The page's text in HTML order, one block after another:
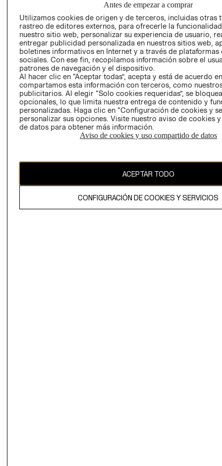
RELACIÓN CON
INVERSIONISTAS
POLÍTICA
EMPRESARIAL
- RETIRO EN
TIENDA
TÉRMINOS Y
CONDICIONES
AVISO DE
PRIVACIDAD
GIFT CARD
AVISO DE
COOKIES
Chile ($)
Antes de empezar a comprar
Utilizamos cookies de origen y de terceros, incluidas otras
rastreo de editores externos, para ofrecerle la
nuestro sitio web, personalizar su experiencia de usuario,
entregar publicidad personalizada en nuestros sitios web,
boletines informativos en Internet y a través de plataformas
sociales. Con ese fin, recopilamos información sobre el
patrones de navegación y el dispositivo.
Al hacer clic en “Aceptar todas”, acepta y está de acuerdo
compartamos esta información con terceros, como
publicitarios. Al elegir “Solo cookies requeridas”, se
opcionales, lo que limita nuestra entrega de contenido y
personalizadas. Haga clic en “Configuración de cookies y
personalizar sus opciones. Visite nuestro aviso de cookies
de datos para obtener más información.
Aviso de cookies y uso compartido de datos
ACEPTAR TODO
CONFIGURACIÓN DE COOKIES Y SERVICIOS